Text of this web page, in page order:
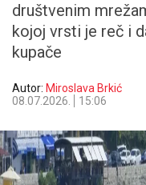
društvenim
kojoj vrsti je reč i
kupače
Autor: Miroslava Brkić
08.07.2026.
15:06